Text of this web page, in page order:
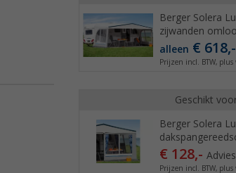
Berger Solera
zijwanden
alleen € 618,-
Prijzen incl. BTW, plus
Geschikt
Berger Solera
€ 128,-
Prijzen incl. BTW, plus